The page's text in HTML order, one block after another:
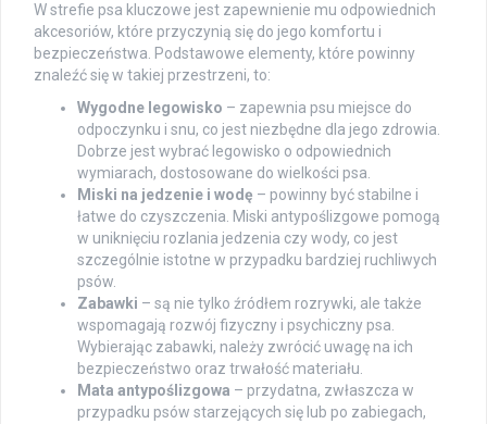
W strefie psa kluczowe jest zapewnienie mu odpowiednich
akcesoriów, które przyczynią się do jego komfortu i
bezpieczeństwa. Podstawowe elementy, które powinny
znaleźć się w takiej przestrzeni, to:
Wygodne legowisko – zapewnia psu miejsce do
odpoczynku i snu, co jest niezbędne dla jego zdrowia.
Dobrze jest wybrać legowisko o odpowiednich
wymiarach, dostosowane do wielkości psa.
Miski na jedzenie i wodę – powinny być stabilne i
łatwe do czyszczenia. Miski antypoślizgowe pomogą
w uniknięciu rozlania jedzenia czy wody, co jest
szczególnie istotne w przypadku bardziej ruchliwych
psów.
Zabawki – są nie tylko źródłem rozrywki, ale także
wspomagają rozwój fizyczny i psychiczny psa.
Wybierając zabawki, należy zwrócić uwagę na ich
bezpieczeństwo oraz trwałość materiału.
Mata antypoślizgowa – przydatna, zwłaszcza w
przypadku psów starzejących się lub po zabiegach,